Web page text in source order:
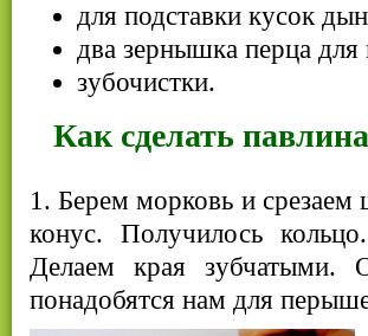
для подставки кусок
два зернышка перца для
зубочистки.
Как сделать
1. Берем морковь и
конус. Получилось
Делаем края
понадобятся нам для